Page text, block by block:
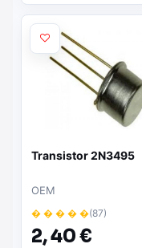
Transistor 2N3495
OEM
� � � � �(87)
2,40 €